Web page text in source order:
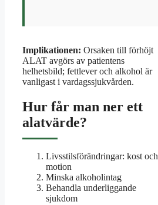
Implikationen: Orsaken till förhöjt
ALAT avgörs av patientens
helhetsbild; fettlever och alkohol är
vanligast i vardagssjukvården.
Hur får man ner ett
alatvärde?
Livsstilsförändringar: kost och
motion
Minska alkoholintag
Behandla underliggande
sjukdom